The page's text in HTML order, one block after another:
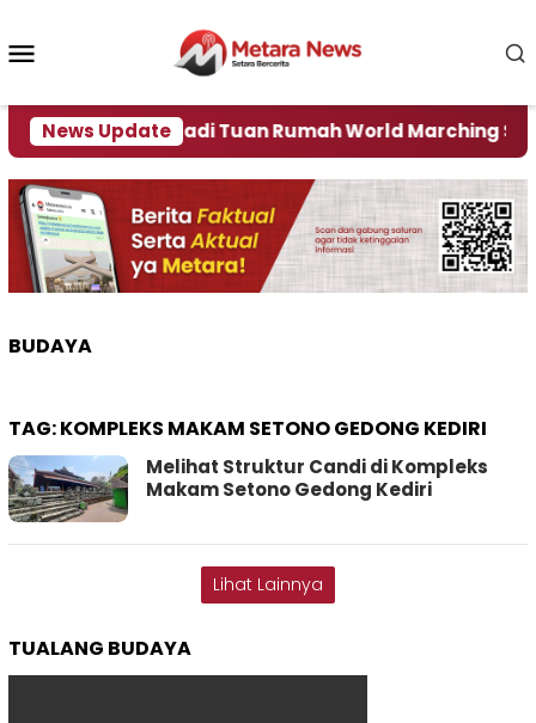
konten
News Update
Jember Jadi Tuan Rumah World Marching Sport
BUDAYA
TAG:KOMPLEKS MAKAM SETONO GEDONG KEDIRI
Melihat Struktur Candi di Kompleks
Makam Setono Gedong Kediri
Lihat Lainnya
TUALANG BUDAYA